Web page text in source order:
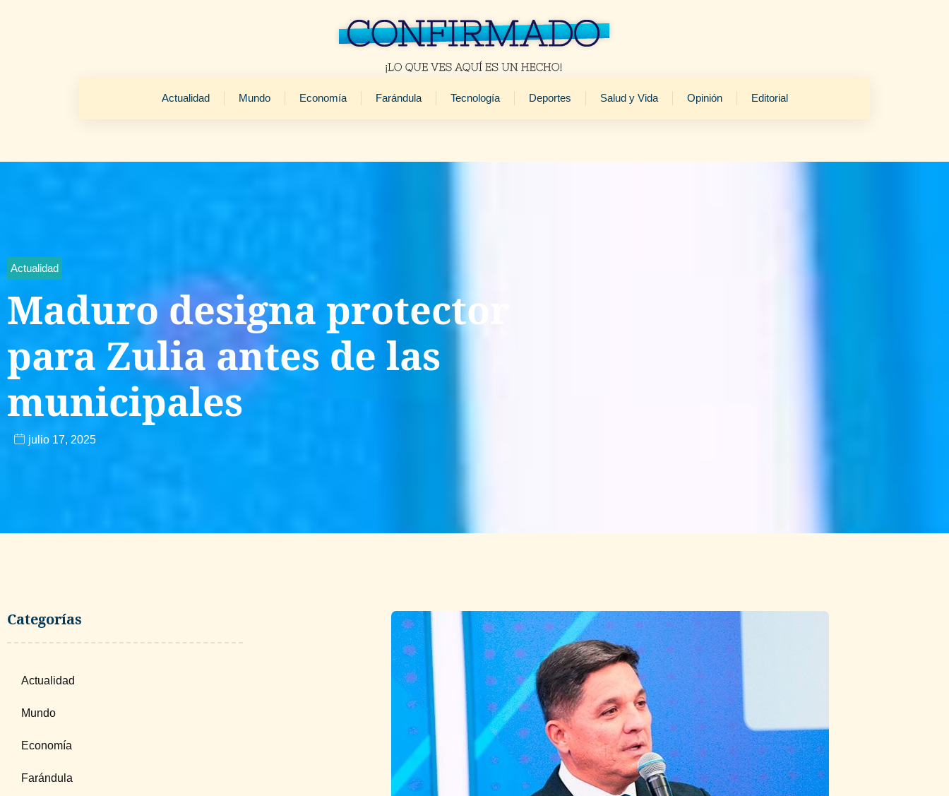
Actualidad Mundo Economía Farándula Tecnología Deportes Salud y Vida Opinión Editorial
Actualidad
Maduro designa protector
para Zulia antes de las
municipales
julio 17, 2025
Categorías
Actualidad
Mundo
Economía
Farándula